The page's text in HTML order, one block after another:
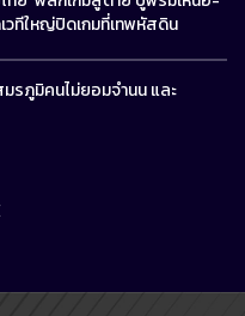
วทีใหญ่ปิดเกมที่เทพหัสดิน
รภูมิคนไม่ยอมจำนน และ